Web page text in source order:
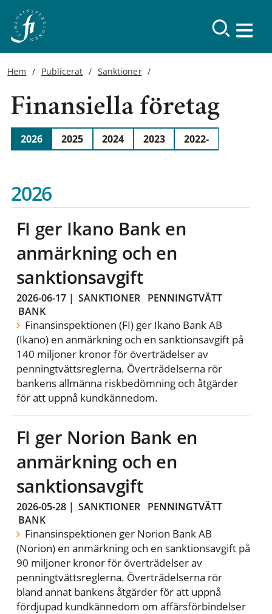
Hem Publicerat Sanktioner
Finansiella företag
2026 2025 2024 2023 2022-
2026
FI ger Ikano Bank en
anmärkning och en
sanktionsavgift
2026-06-17| SANKTIONER
PENNINGTVÄTT
BANK
Finansinspektionen (FI) ger Ikano Bank AB
(Ikano) en anmärkning och en sanktionsavgift på
140 miljoner kronor för överträdelser av
penningtvättsreglerna. Överträdelserna rör
bankens allmänna riskbedömning och åtgärder
för att uppnå kundkännedom.
FI ger Norion Bank en
anmärkning och en
sanktionsavgift
2026-05-28| SANKTIONER
PENNINGTVÄTT
BANK
Finansinspektionen ger Norion Bank AB
(Norion) en anmärkning och en sanktionsavgift på
90 miljoner kronor för överträdelser av
penningtvättsreglerna. Överträdelserna rör
bland annat bankens åtgärder för att uppnå
fördjupad kundkännedom om affärsförbindelser